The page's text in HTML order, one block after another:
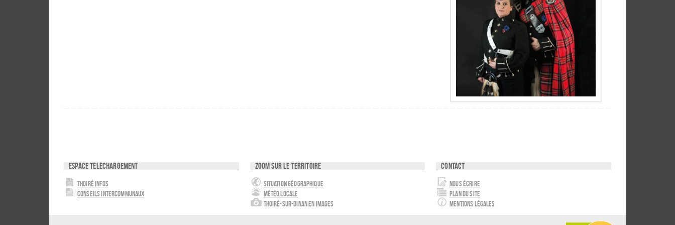
Espace téléchargement
Thoiré Infos
Conseils intercommunaux
Zoom sur le territoire
Situation géographique
Météo locale
Thoiré-sur-Dinan en images
Contact
Nous écrire
Plan du site
Mentions légales